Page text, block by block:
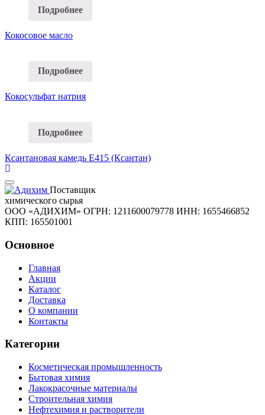
Подробнее
Кокосовое масло
Подробнее
Кокосульфат натрия
Подробнее
Ксантановая камедь E415 (Ксантан)
Поставщик
химического сырья
ООО «АДИХИМ» ОГРН: 1211600079778 ИНН: 1655466852
КПП: 165501001
Основное
Главная
Акции
Каталог
Доставка
О компании
Контакты
Категории
Косметическая промышленность
Бытовая химия
Лакокрасочные материалы
Строительная химия
Нефтехимия и растворители